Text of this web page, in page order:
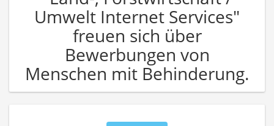
Umwelt Internet Services"
freuen sich über
Bewerbungen von
Menschen mit Behinderung.